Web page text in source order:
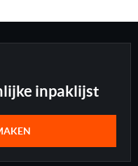
inpaklijst